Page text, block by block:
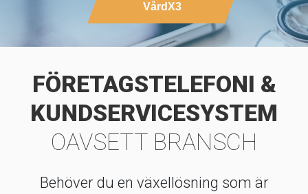
VårdX3
FÖRETAGSTELEFONI &
KUNDSERVICESYSTEM
OAVSETT BRANSCH
Behöver du en växellösning som är